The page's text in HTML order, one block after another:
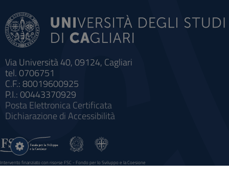
Via Università 40, 09124, Cagliari
tel. 0706751
C.F.: 80019600925
P.I.: 00443370929
Posta Elettronica Certificata
Dichiarazione di Accessibilità
Intervento finanziato con risorse FSC - Fondo per lo Sviluppo e la Coesione
Sistema informatico gestionale integrato a supporto della didattica e della ricerca e potenziamento dei servizi online
Impostazioni
cookie